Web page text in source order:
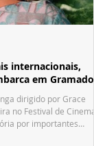
internacionais,
em Gramado
dirigido por Grace
no Festival de Cinema
por importantes